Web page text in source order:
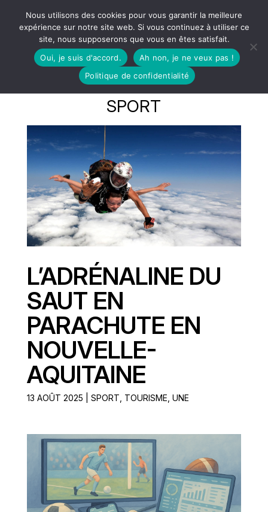
SPORT
L’ADRÉNALINE DU
SAUT EN
PARACHUTE EN
NOUVELLE-
AQUITAINE
13 AOÛT 2025 SPORT TOURISME UNE
Nous utilisons des cookies pour vous garantir la meilleure
expérience sur notre site web. Si vous continuez à utiliser ce
site, nous supposerons que vous en êtes satisfait.
Oui, je suis d'accord.
Ah non, je ne veux pas !
Politique de confidentialité